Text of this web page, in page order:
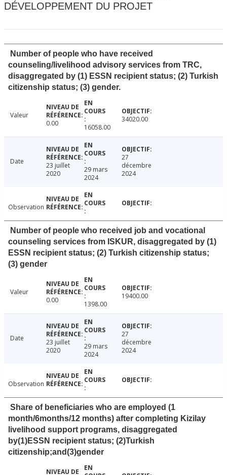
DÉVELOPPEMENT DU PROJET
Number of people who have received
counseling/livelihood advisory services from TRC,
disaggregated by (1) ESSN recipient status; (2) Turkish
citizenship status; (3) gender.
Valeur
0.00
16058.00
34020.00
Date
23 juillet
2020
29 mars
2024
27
décembre
2024
Observation
Number of people who received job and vocational
counseling services from ISKUR, disaggregated by (1)
ESSN recipient status; (2) Turkish citizenship status;
(3) gender
Valeur
0.00
1398.00
19400.00
Date
23 juillet
2020
29 mars
2024
27
décembre
2024
Observation
Share of beneficiaries who are employed (1
month/6months/12 months) after completing Kizilay
livelihood support programs, disaggregated
by(1)ESSN recipient status; (2)Turkish
citizenship;and(3)gender